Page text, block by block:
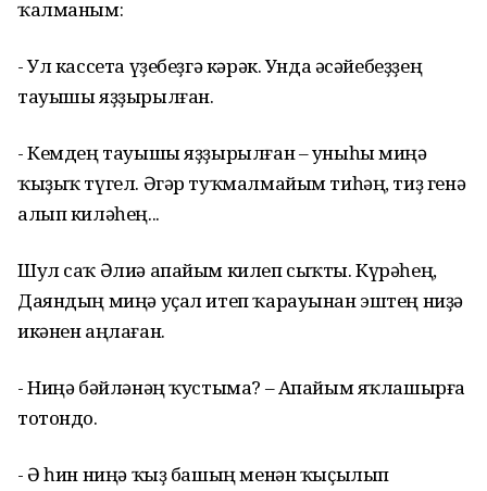
ҡалманым:
- Ул кассета үҙебеҙгә кәрәк. Унда әсәйебеҙҙең
тауышы яҙҙырылған.
- Кемдең тауышы яҙҙырылған – уныһы миңә
ҡыҙыҡ түгел. Әгәр туҡмалмайым тиһәң, тиҙ генә
алып киләһең...
Шул саҡ Әлиә апайым килеп сыҡты. Күрәһең,
Даяндың миңә уҫал итеп ҡарауынан эштең ниҙә
икәнен аңлаған.
- Ниңә бәйләнәң ҡустыма? – Апайым яҡлашырға
тотондо.
- Ә һин ниңә ҡыҙ башың менән ҡыҫылып